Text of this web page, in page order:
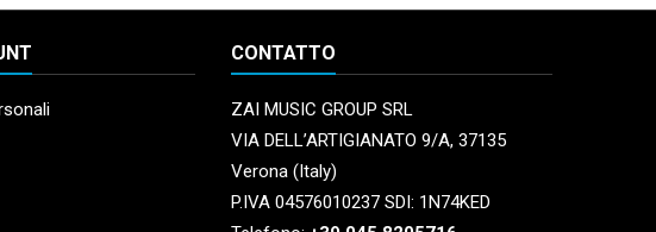
CONTATTO
ZAI MUSIC GROUP SRL
VIA DELL’ARTIGIANATO 9/A, 37135
Verona (Italy)
P.IVA 04576010237 SDI: 1N74KED